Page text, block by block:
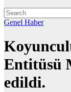
Genel Haber
Entitüsü
edildi.